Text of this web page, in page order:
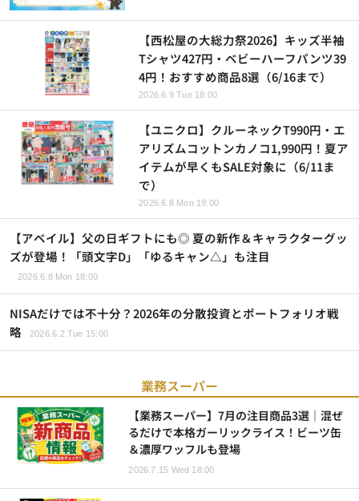
【西松屋の大総力祭2026】キッズ半袖
Tシャツ427円・ベビーハーフパンツ39
4円！おすすめ商品8選（6/16まで）
2026.6.9 Tue 18:00
【ユニクロ】クルーネックT990円・エ
アリズムコットンカノコ1,990円！夏ア
イテムが早くもSALE対象に（6/11ま
で）
2026.6.8 Mon 19:00
【アベイル】父の日ギフトにも◎ 夏の新作＆キャラクターグッ
ズが登場！「頭文字D」「ゆるキャン△」も注目
2026.6.8 Mon 18:00
NISAだけでは不十分？2026年の分散投資とポートフォリオ戦
略
2026.6.2 Tue 15:00
業務スーパー
【業務スーパー】7月の注目商品3選｜混ぜ
るだけで本格ガーリックライス！ビーツ缶
＆濃厚ワッフルも登場
2026.7.15 Wed 18:00